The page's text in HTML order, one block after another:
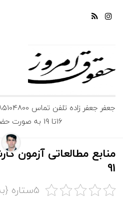
ج
ف
ر
16تا 19 به صورت حضوری و آنلاین
منابع مطالعاتی آزمون
91
5ستاره {به ما امتیاز دهید}